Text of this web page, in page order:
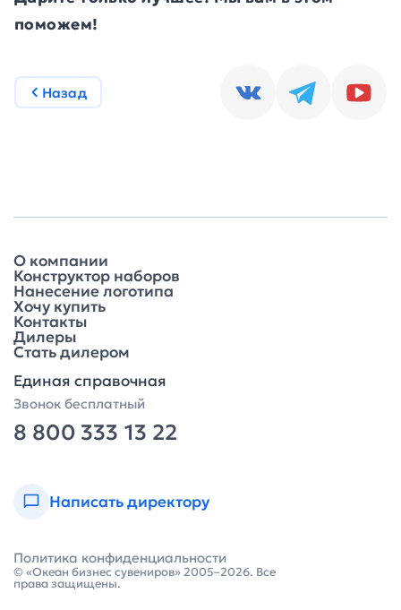
поможем!
Назад
О компании
Конструктор наборов
Нанесение логотипа
Хочу купить
Контакты
Дилеры
Стать дилером
Единая справочная
Звонок бесплатный
8 800 333 13 22
Написать директору
© «Океан бизнес сувениров» 2005–2026. Все
права защищены.
Политика конфиденциальности